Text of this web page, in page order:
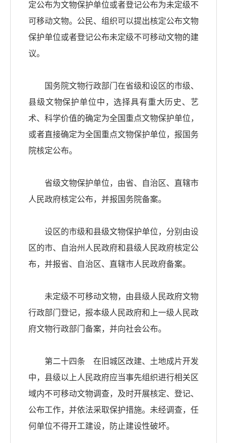
定公布为文物保护单位或者登记公布为未定级不
可移动文物。公民、组织可以提出核定公布文物
保护单位或者登记公布未定级不可移动文物的建
议。
国务院文物行政部门在省级和设区的市级、
县级文物保护单位中，选择具有重大历史、艺
术、科学价值的确定为全国重点文物保护单位，
或者直接确定为全国重点文物保护单位，报国务
院核定公布。
省级文物保护单位，由省、自治区、直辖市
人民政府核定公布，并报国务院备案。
设区的市级和县级文物保护单位，分别由设
区的市、自治州人民政府和县级人民政府核定公
布，并报省、自治区、直辖市人民政府备案。
未定级不可移动文物，由县级人民政府文物
行政部门登记，报本级人民政府和上一级人民政
府文物行政部门备案，并向社会公布。
第二十四条 在旧城区改建、土地成片开发
中，县级以上人民政府应当事先组织进行相关区
域内不可移动文物调查，及时开展核定、登记、
公布工作，并依法采取保护措施。未经调查，任
何单位不得开工建设，防止建设性破坏。